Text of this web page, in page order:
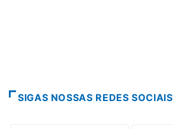
SIGAS NOSSAS REDES SOCIAIS